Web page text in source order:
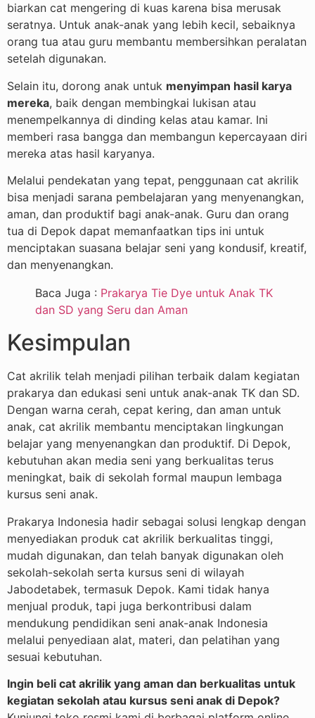
biarkan cat mengering di kuas karena bisa merusak
seratnya. Untuk anak-anak yang lebih kecil, sebaiknya
orang tua atau guru membantu membersihkan peralatan
setelah digunakan.
Selain itu, dorong anak untuk menyimpan hasil karya
mereka, baik dengan membingkai lukisan atau
menempelkannya di dinding kelas atau kamar. Ini
memberi rasa bangga dan membangun kepercayaan diri
mereka atas hasil karyanya.
Melalui pendekatan yang tepat, penggunaan cat akrilik
bisa menjadi sarana pembelajaran yang menyenangkan,
aman, dan produktif bagi anak-anak. Guru dan orang
tua di Depok dapat memanfaatkan tips ini untuk
menciptakan suasana belajar seni yang kondusif, kreatif,
dan menyenangkan.
Baca Juga : Prakarya Tie Dye untuk Anak TK
dan SD yang Seru dan Aman
Kesimpulan
Cat akrilik telah menjadi pilihan terbaik dalam kegiatan
prakarya dan edukasi seni untuk anak-anak TK dan SD.
Dengan warna cerah, cepat kering, dan aman untuk
anak, cat akrilik membantu menciptakan lingkungan
belajar yang menyenangkan dan produktif. Di Depok,
kebutuhan akan media seni yang berkualitas terus
meningkat, baik di sekolah formal maupun lembaga
kursus seni anak.
Prakarya Indonesia hadir sebagai solusi lengkap dengan
menyediakan produk cat akrilik berkualitas tinggi,
mudah digunakan, dan telah banyak digunakan oleh
sekolah-sekolah serta kursus seni di wilayah
Jabodetabek, termasuk Depok. Kami tidak hanya
menjual produk, tapi juga berkontribusi dalam
mendukung pendidikan seni anak-anak Indonesia
melalui penyediaan alat, materi, dan pelatihan yang
sesuai kebutuhan.
Ingin beli cat akrilik yang aman dan berkualitas untuk
kegiatan sekolah atau kursus seni anak di Depok?